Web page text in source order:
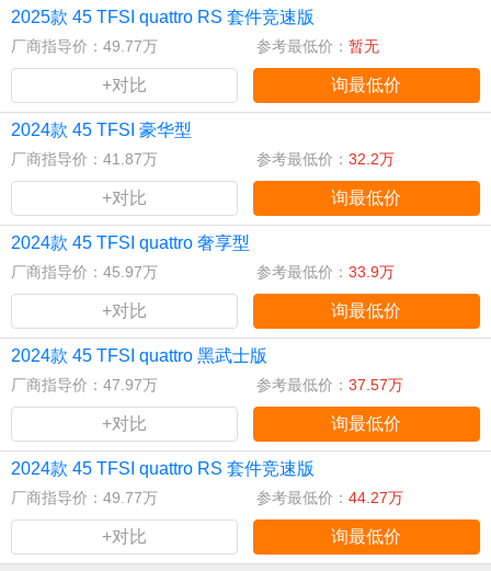
2025款 45 TFSI quattro RS 套件竞速版
厂商指导价：49.77万 参考最低价： 暂无
+对比 询最低价
2024款 45 TFSI 豪华型
厂商指导价：41.87万 参考最低价： 32.2万
+对比 询最低价
2024款 45 TFSI quattro 奢享型
厂商指导价：45.97万 参考最低价： 33.9万
+对比 询最低价
2024款 45 TFSI quattro 黑武士版
厂商指导价：47.97万 参考最低价： 37.57万
+对比 询最低价
2024款 45 TFSI quattro RS 套件竞速版
厂商指导价：49.77万 参考最低价： 44.27万
+对比 询最低价